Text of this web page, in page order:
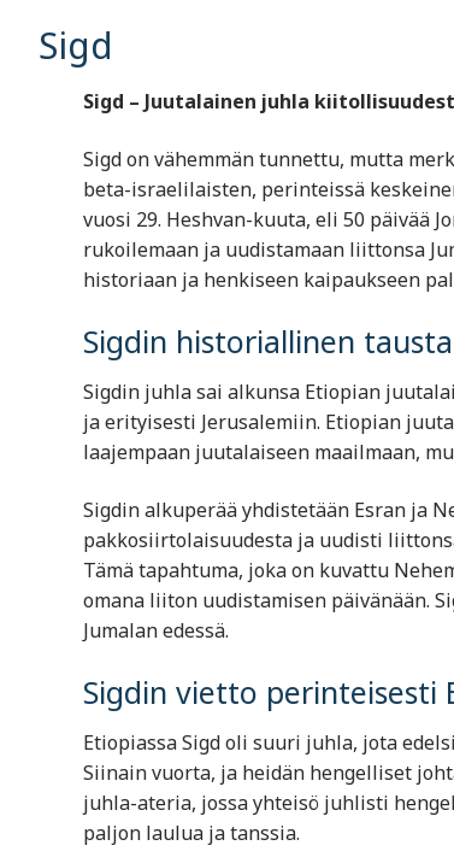
Sigd
Sigd – Juutalainen juhla
Sigd on vähemmän tunnettu, mutta
beta-israelilaisten, perinteissä
vuosi 29. Heshvan-kuuta, eli 50 päivää
rukoilemaan ja uudistamaan liittonsa
historiaan ja henkiseen kaipaukseen
Sigdin historiallinen tausta
Sigdin juhla sai alkunsa Etiopian
ja erityisesti Jerusalemiin. Etiopian
laajempaan juutalaiseen maailmaan,
Sigdin alkuperää yhdistetään Esran ja
pakkosiirtolaisuudesta ja uudisti
Tämä tapahtuma, joka on kuvattu
omana liiton uudistamisen päivänään.
Jumalan edessä.
Sigdin vietto perinteisesti
Etiopiassa Sigd oli suuri juhla, jota
Siinain vuorta, ja heidän hengelliset
juhla-ateria, jossa yhteisö juhlisti
paljon laulua ja tanssia.